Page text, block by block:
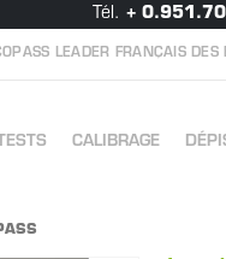
Tél. +
LEADER FRANÇAIS DES
CALIBRAGE